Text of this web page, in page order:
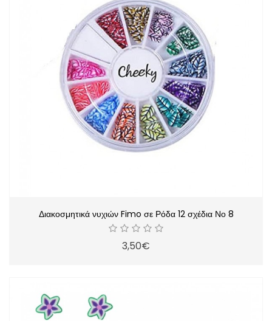
Διακοσμητικά νυχιών Fimo σε Ρόδα 12 σχέδια Νο 8
3,50€